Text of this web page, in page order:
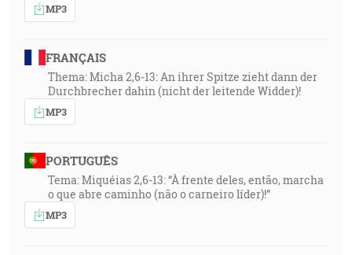
MP3
FRANÇAIS
Thema: Micha 2,6-13: An ihrer Spitze zieht dann der
Durchbrecher dahin (nicht der leitende Widder)!
MP3
PORTUGUÊS
Tema: Miquéias 2,6-13: “À frente deles, então, marcha
o que abre caminho (não o carneiro líder)!”
MP3